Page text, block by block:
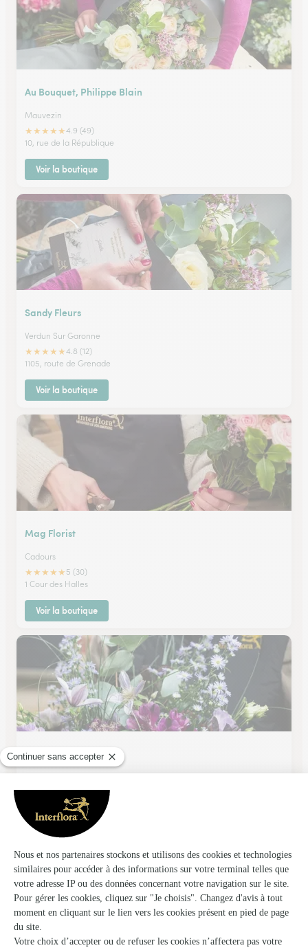
Au Bouquet, Philippe Blain
Mauvezin
★★★★★4.9 (49)
10, rue de la République
Voir la boutique
Sandy Fleurs
Verdun Sur Garonne
★★★★★4.8 (12)
1105, route de Grenade
Voir la boutique
Mag Florist
Cadours
★★★★★ 5 (30)
1 Cour des Halles
Voir la boutique
E. Arata
★★★★★4.5 (27)
60, rue Montablon
Voir la boutique